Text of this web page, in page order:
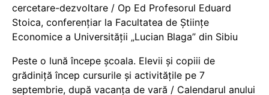
cercetare-dezvoltare / Op Ed Profesorul Eduard
Stoica, conferențiar la Facultatea de Științe
Economice a Universității „Lucian Blaga” din Sibiu
Peste o lună începe școala. Elevii și copiii de
grădiniță încep cursurile și activitățile pe 7
septembrie, după vacanța de vară / Calendarul anului